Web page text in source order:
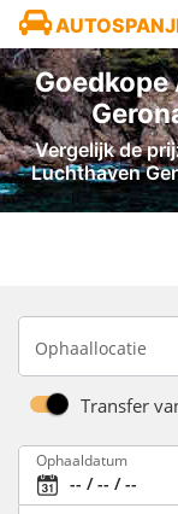
Vergelijk de
Luchthaven